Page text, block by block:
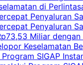
di
Penyaluran
Penyaluran
Miliar
Keselamatan
SIGAP